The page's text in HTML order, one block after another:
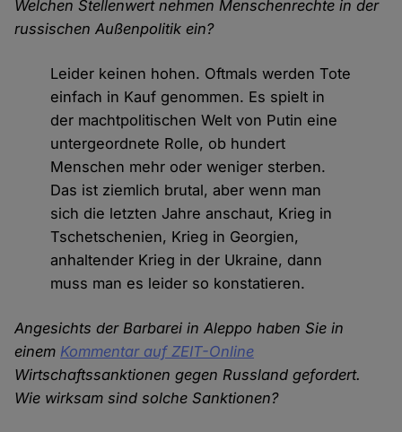
Welchen Stellenwert nehmen Menschenrechte in der
russischen Außenpolitik ein?
Leider keinen hohen. Oftmals werden Tote
einfach in Kauf genommen. Es spielt in
der machtpolitischen Welt von Putin eine
untergeordnete Rolle, ob hundert
Menschen mehr oder weniger sterben.
Das ist ziemlich brutal, aber wenn man
sich die letzten Jahre anschaut, Krieg in
Tschetschenien, Krieg in Georgien,
anhaltender Krieg in der Ukraine, dann
muss man es leider so konstatieren.
Angesichts der Barbarei in Aleppo haben Sie in
einem Kommentar auf ZEIT-Online
Wirtschaftssanktionen gegen Russland gefordert.
Wie wirksam sind solche Sanktionen?